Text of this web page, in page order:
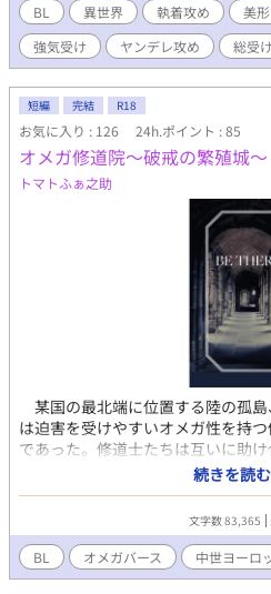
BL 異世界 執着攻め 美
強気受け
ヤンデレ攻め 総受け
短編 完結 R18
お気に入り : 126 24h.ポイント : 85
オメガ修道院〜破戒の繁殖城〜
トマトふぁ之助
某国の最北端に位置する陸の孤
は迫害を受けやすいオメガ性を持
であった。修道士たちは互いに助
っていたが、ある夜の訪問者によ
える。 聖なる家で嬲られる哀れ
士のみで構成された王家の私設部
躙し尽くしていく。その裏に棲ま
続きを読む
文字数 83,365
BL オメガバース 中世ヨーロ